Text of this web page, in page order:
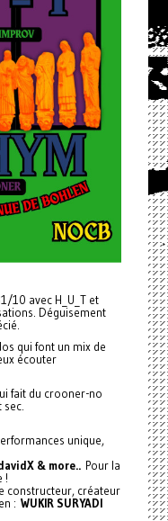
10 avec H_U_T et
Déguisement
qui font un mix de
écouter
fait du crooner-no
sec.
unique,
& more.. Pour la
!
constructeur, créateur
: WUKIR SURYADI